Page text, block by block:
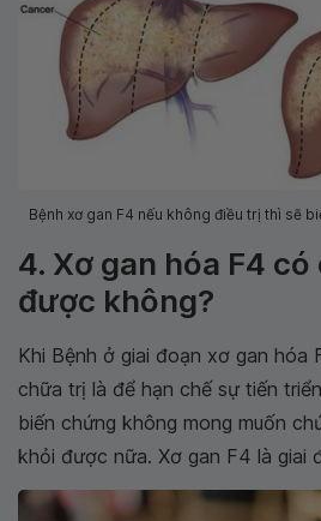
Bệnh xơ gan F4 nếu không điều trị thì sẽ
4. Xơ gan hóa F4
được không?
Khi Bệnh ở giai đoạn xơ gan hóa
chữa trị là để hạn chế sự tiến
biến chứng không mong muốn
khỏi được nữa. Xơ gan F4 là giai